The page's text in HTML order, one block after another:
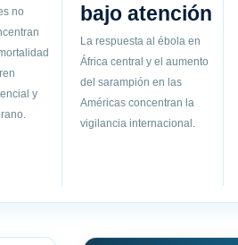
no
y
bajo atención
La respuesta al ébola en
África central y el aumento
del sarampión en las
Américas concentran la
vigilancia internacional.